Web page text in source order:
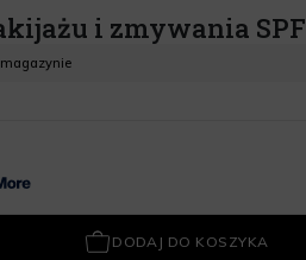
i zmywania SPF
DODAJ DO KOSZYKA